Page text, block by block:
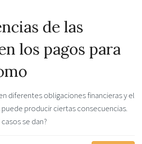
de las
los pagos para
diferentes obligaciones financieras y el
producir ciertas consecuencias.
se dan?